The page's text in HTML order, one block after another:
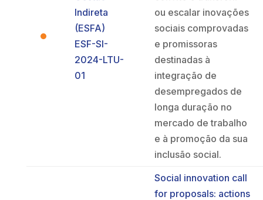
Indireta
(ESFA)
ESF-SI-
2024-LTU-
01
ou escalar inovações
sociais comprovadas
e promissoras
destinadas à
integração de
desempregados de
longa duração no
mercado de trabalho
e à promoção da sua
inclusão social.
Social innovation call
for proposals: actions